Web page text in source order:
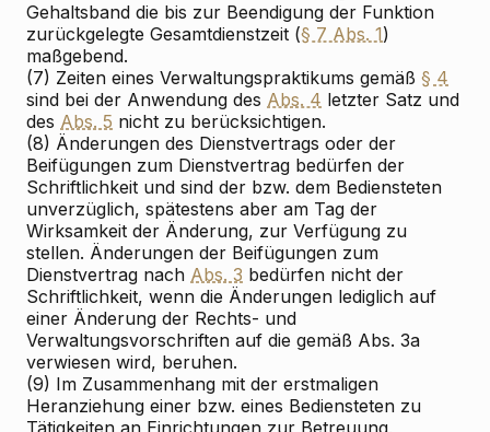
Gehaltsband die bis zur Beendigung der Funktion
zurückgelegte Gesamtdienstzeit (§ 7 Abs. 1)
maßgebend.
(7) Zeiten eines Verwaltungspraktikums gemäß § 4
sind bei der Anwendung des Abs. 4 letzter Satz und
des Abs. 5 nicht zu berücksichtigen.
(8) Änderungen des Dienstvertrags oder der
Beifügungen zum Dienstvertrag bedürfen der
Schriftlichkeit und sind der bzw. dem Bediensteten
unverzüglich, spätestens aber am Tag der
Wirksamkeit der Änderung, zur Verfügung zu
stellen. Änderungen der Beifügungen zum
Dienstvertrag nach Abs. 3 bedürfen nicht der
Schriftlichkeit, wenn die Änderungen lediglich auf
einer Änderung der Rechts- und
Verwaltungsvorschriften auf die gemäß Abs. 3a
verwiesen wird, beruhen.
(9) Im Zusammenhang mit der erstmaligen
Heranziehung einer bzw. eines Bediensteten zu
Tätigkeiten an Einrichtungen zur Betreuung,